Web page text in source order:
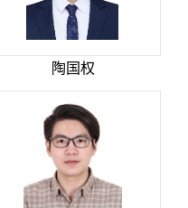
陶国权